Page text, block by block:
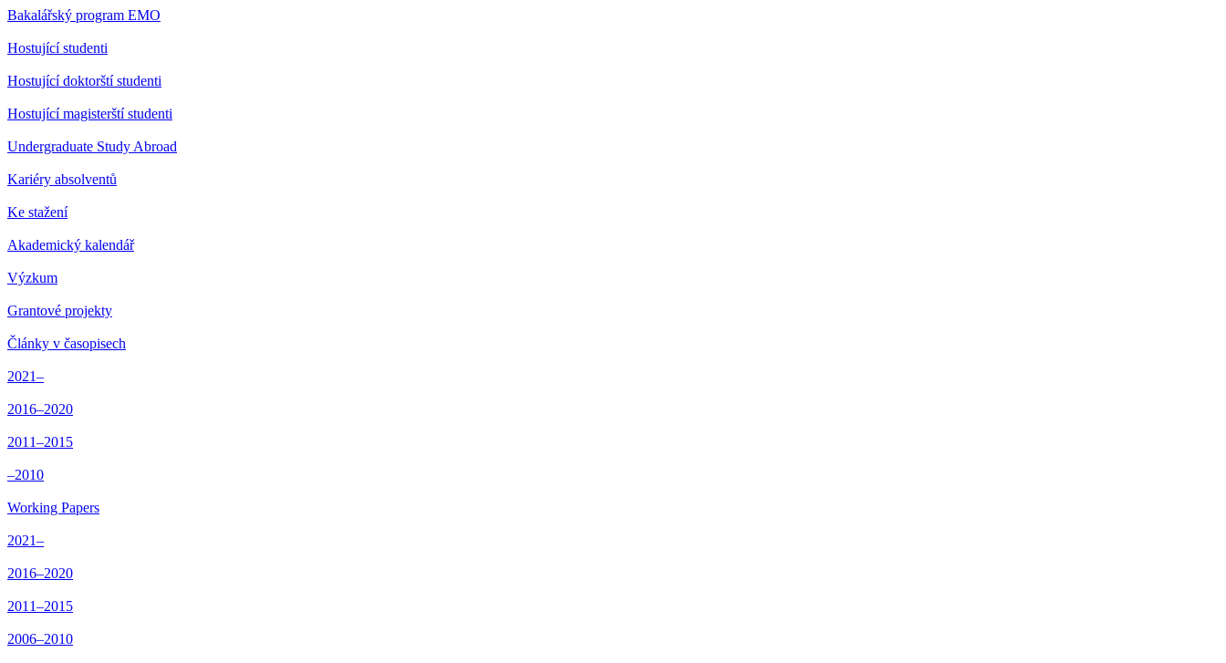
Bakalářský program EMO
Hostující studenti
Hostující doktorští studenti
Hostující magisterští studenti
Undergraduate Study Abroad
Kariéry absolventů
Ke stažení
Akademický kalendář
Výzkum
Grantové projekty
Články v časopisech
2021–
2016–2020
2011–2015
–2010
Working Papers
2021–
2016–2020
2011–2015
2006–2010